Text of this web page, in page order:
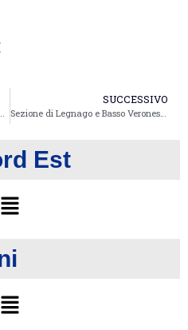
Sezione di San Donà di Piave- La creatività femminile nell’ambito delle attività socio-culturali: profilo di Maria Laura Faccini
SUCCESSIVO
Sezione di Legnago e Basso Veronese : “Invecchiamento, salute e genere”.
Est